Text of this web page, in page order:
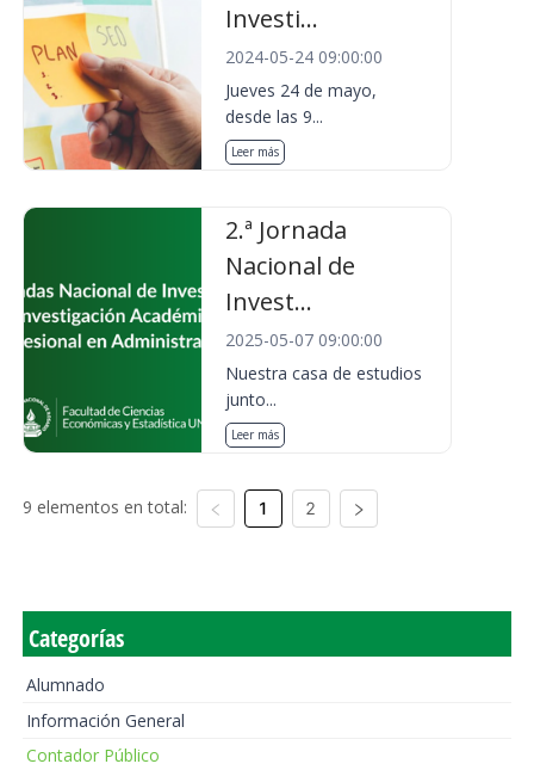
Investi...
2024-05-24 09:00:00
Jueves 24 de mayo,
desde las 9...
Leer más
2.ª Jornada
Nacional de
Invest...
2025-05-07 09:00:00
Nuestra casa de estudios
junto...
Leer más
9 elementos en total: 1 2
Categorías
Alumnado
Información General
Contador Público